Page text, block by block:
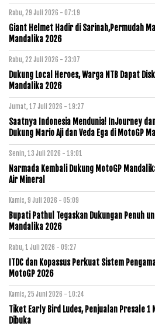
Rabu, 29 Juli 2026 - 07:19
Giant Helmet Hadir di Sarinah,Permudah
Mandalika 2026
Rabu, 22 Juli 2026 - 23:07
Dukung Local Heroes, Warga NTB Dapat
Mandalika 2026
Jumat, 17 Juli 2026 - 19:27
Saatnya Indonesia Mendunia! InJourney
Dukung Mario Aji dan Veda Ega di MotoGP
Senin, 13 Juli 2026 - 19:01
Narmada Kembali Dukung MotoGP
Air Mineral
Kamis, 9 Juli 2026 - 05:09
Bupati Pathul Tegaskan Dukungan Penuh
Mandalika 2026
Rabu, 1 Juli 2026 - 09:27
ITDC dan Kopassus Perkuat Sistem
MotoGP 2026
Kamis, 25 Juni 2026 - 10:24
Tiket Early Bird Ludes, Penjualan Presale 1
Dibuka